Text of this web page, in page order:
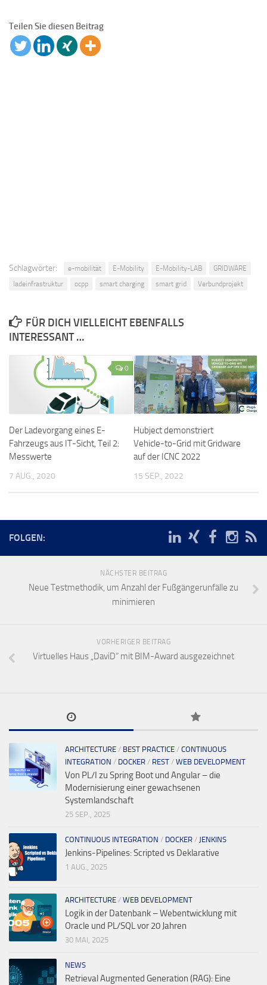
Teilen Sie diesen Beitrag
Schlagwörter: e-mobilität E-Mobility E-Mobility-LAB
GRIDWARE
ladeinfrastruktur
ocpp smart charging smart grid Verbundprojekt
FÜR DICH VIELLEICHT EBENFALLS
INTERESSANT …
0
Der Ladevorgang eines E-
Fahrzeugs aus IT-Sicht, Teil 2:
Messwerte
7 AUG., 2020
Hubject demonstriert
Vehicle-to-Grid mit Gridware
auf der ICNC 2022
15 SEP., 2022
FOLGEN:
NÄCHSTER BEITRAG
Neue Testmethodik, um Anzahl der Fußgängerunfälle zu
minimieren
VORHERIGER BEITRAG
Virtuelles Haus „DaviD“ mit BIM-Award ausgezeichnet
ARCHITECTURE / BEST PRACTICE / CONTINUOUS
INTEGRATION / DOCKER / REST / WEB DEVELOPMENT
Von PL/I zu Spring Boot und Angular – die
Modernisierung einer gewachsenen
Systemlandschaft
25 SEP., 2025
CONTINUOUS INTEGRATION / DOCKER / JENKINS
Jenkins-Pipelines: Scripted vs Deklarative
1 AUG., 2025
ARCHITECTURE / WEB DEVELOPMENT
Logik in der Datenbank – Webentwicklung mit
Oracle und PL/SQL vor 20 Jahren
30 MAI, 2025
NEWS
Retrieval Augmented Generation (RAG): Eine